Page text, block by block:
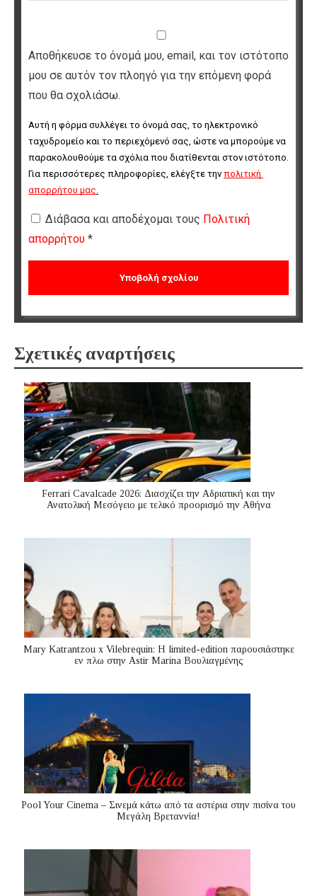
Αποθήκευσε το όνομά μου, email, και τον ιστότοπο
μου σε αυτόν τον πλοηγό για την επόμενη φορά
που θα σχολιάσω.
Αυτή η φόρμα συλλέγει το όνομά σας, το ηλεκτρονικό
ταχυδρομείο και το περιεχόμενό σας, ώστε να μπορούμε να
παρακολουθούμε τα σχόλια που διατίθενται στον ιστότοπο.
Για περισσότερες πληροφορίες, ελέγξτε την πολιτική
απορρήτου μας.
Διάβασα και αποδέχομαι τους Πολιτική
απορρήτου *
Σχετικές αναρτήσεις
Ferrari Cavalcade 2026: Διασχίζει την Αδριατική και την
Ανατολική Μεσόγειo με τελικό προορισμό την Αθήνα
Mary Katrantzou x Vilebrequin: Η limited-edition παρουσιάστηκε
εν πλω στην Astir Marina Βουλιαγμένης
Pool Your Cinema – Σινεμά κάτω από τα αστέρια στην πισίνα του
Μεγάλη Βρεταννία!